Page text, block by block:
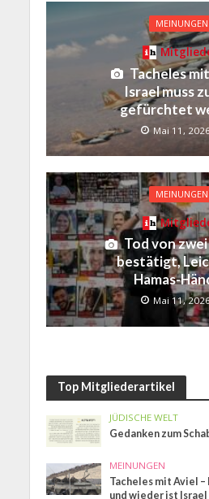
MEINUNGEN
Tacheles
Israel muss
gefürchtet
Mai 11, 2026
MEINUNGEN
Tod von
bestätigt,
Hamas-
Mai 11, 2026
Top Mitgliederartikel
JÜDISCHE WELT
Gedanken zum
MEINUNGEN
Tacheles mit Aviel –
und wieder ist Israel